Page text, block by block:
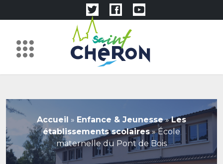
Accueil » Enfance & Jeunesse»Les
établissements scolaires»École
maternelle du Pont de Bois